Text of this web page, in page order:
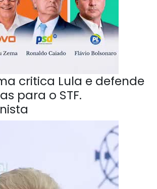
critica Lula e defende
para o STF.